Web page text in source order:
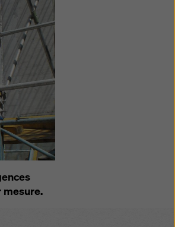
mesure.